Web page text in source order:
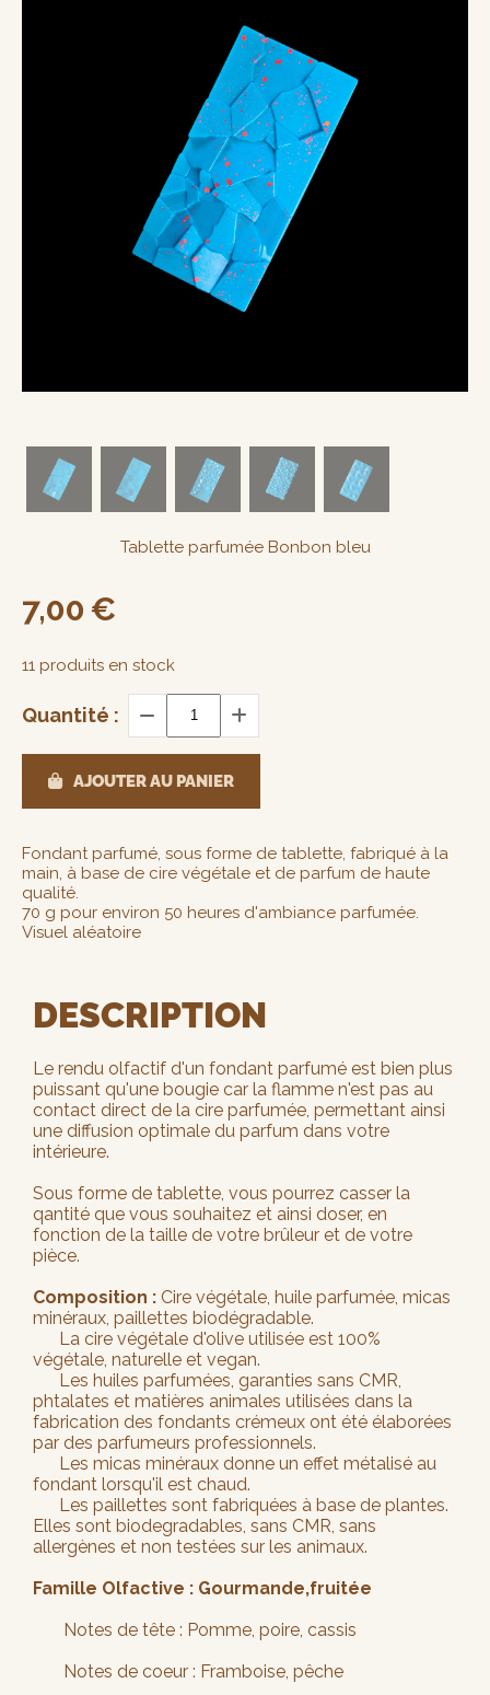
Tablette parfumée Bonbon bleu
7,00 €
11 produits en stock
Quantité :
AJOUTER AU PANIER
Fondant parfumé, sous forme de tablette, fabriqué à la
main, à base de cire végétale et de parfum de haute
qualité.
70 g pour environ 50 heures d'ambiance parfumée.
Visuel aléatoire
DESCRIPTION
Le rendu olfactif d'un fondant parfumé est bien plus
puissant qu'une bougie car la flamme n'est pas au
contact direct de la cire parfumée, permettant ainsi
une diffusion optimale du parfum dans votre
intérieure.
Sous forme de tablette, vous pourrez casser la
qantité que vous souhaitez et ainsi doser, en
fonction de la taille de votre brûleur et de votre
pièce.
Composition : Cire végétale, huile parfumée, micas
minéraux, paillettes biodégradable.
La cire végétale d'olive utilisée est 100%
végétale, naturelle et vegan.
Les huiles parfumées, garanties sans CMR,
phtalates et matières animales utilisées dans la
fabrication des fondants crémeux ont été élaborées
par des parfumeurs professionnels.
Les micas minéraux donne un effet métalisé au
fondant lorsqu'il est chaud.
Les paillettes sont fabriquées à base de plantes.
Elles sont biodegradables, sans CMR, sans
allergènes et non testées sur les animaux.
Famille Olfactive : Gourmande,fruitée
Notes de tête : Pomme, poire, cassis
Notes de coeur : Framboise, pêche